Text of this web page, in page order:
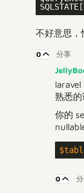
不好意思，
0 分享
熟悉的
你的
0